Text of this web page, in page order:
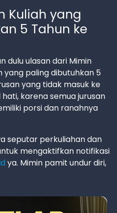
Kuliah yang
5 Tahun ke
dulu ulasan dari Mimin
yang paling dibutuhkan 5
yang tidak masuk ke
karena semua jurusan
porsi dan ranahnya
seputar perkuliahan dan
mengaktifkan notifikasi
ya. Mimin pamit undur diri,